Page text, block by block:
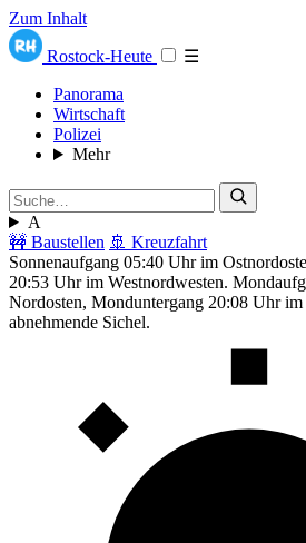
Zum Inhalt
Rostock-Heute
☰
Panorama
Wirtschaft
Polizei
Mehr
A
🚧 Baustellen 🚢 Kreuzfahrt
Sonnenaufgang 05:40 Uhr im
20:53 Uhr im Westnordwesten.
Nordosten, Monduntergang 20:08 Uhr
abnehmende Sichel.